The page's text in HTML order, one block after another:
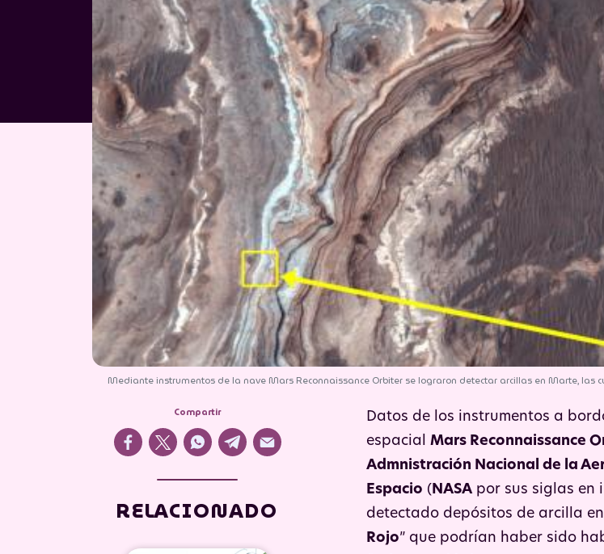
Mediante instrumentos de la nave Mars Reconnaissance Orbiter se lograron detectar arcillas en Marte, las
Compartir
RELACIONADO
Datos de los instrumentos a
espacial Mars Reconnaissance
Admnistración Nacional de la
Espacio ( NASApor sus siglas en
detectado depósitos de arcilla en
Rojo” que podrían haber sido